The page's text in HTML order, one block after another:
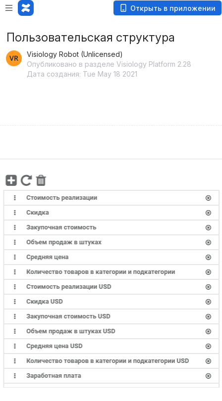
Открыть в приложении
Пользовательская структура
Visiology Robot (Unlicensed)
Опубликовано в разделе Visiology Platform 2.28
Дата создания: Tue May 18 2021